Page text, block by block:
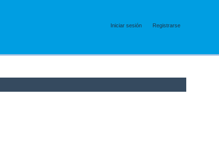
Iniciar sesión Registrarse